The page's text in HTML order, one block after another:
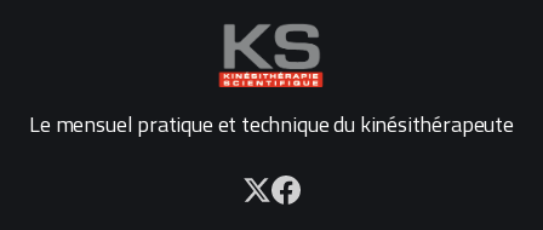
Le mensuel pratique et technique du kinésithérapeute